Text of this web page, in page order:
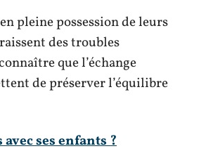
pleine possession de leurs
des troubles
que l’échange
de préserver l’équilibre
ses enfants ?